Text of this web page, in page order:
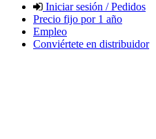
Iniciar sesión / Pedidos
Precio fijo por 1 año
Empleo
Conviértete en distribuidor